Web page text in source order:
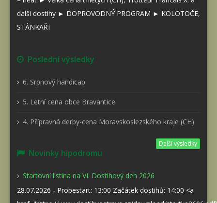
další dostihy ► DOPROVODNÝ PROGRAM ► KOLOTOČE,
STÁNKAŘI
Poslední výsledky
6. Srpnový handicap
5. Letní cena obce Bravantice
4. Přípravná derby-cena Moravskoslezského kraje (CH)
Další výsledky
Novinky hipodromu
Startovní listina na VI. Dostihový den 2026
28.07.2026 - Probestart: 13:00 Začátek dostihů: 14:00 <a